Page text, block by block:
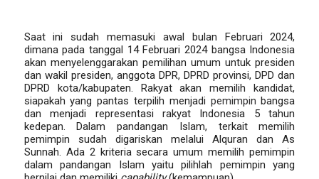
Saat ini sudah memasuki awal bulan Februari 2024,
dimana pada tanggal 14 Februari 2024 bangsa Indonesia
akan menyelenggarakan pemilihan umum untuk presiden
dan wakil presiden, anggota DPR, DPRD provinsi, DPD dan
DPRD kota/kabupaten. Rakyat akan memilih kandidat,
siapakah yang pantas terpilih menjadi pemimpin bangsa
dan menjadi representasi rakyat Indonesia 5 tahun
kedepan. Dalam pandangan Islam, terkait memilih
pemimpin sudah digariskan melalui Alquran dan As
Sunnah. Ada 2 kriteria secara umum memilih pemimpin
dalam pandangan Islam yaitu pilihlah pemimpin yang